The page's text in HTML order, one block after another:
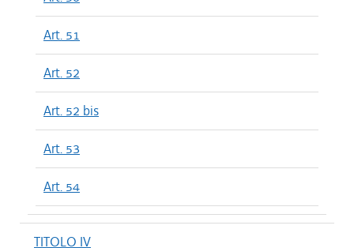
Art. 51
Art. 52
Art. 52 bis
Art. 53
Art. 54
TITOLO IV